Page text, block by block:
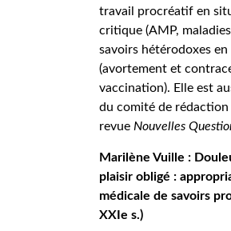
travail procréatif en
critique (AMP,
savoirs hétérodoxes en
(avortement et
vaccination). Elle est
du comité de rédaction
revue Nouvelles
Marilène Vuille :
plaisir obligé :
médicale de savoirs
XXIe s.)